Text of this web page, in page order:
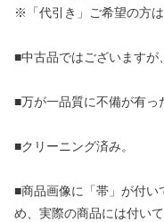
※「代引き」ご希望の方は
■中古品ではございますが
■万が一品質に不備が有っ
■クリーニング済み。
■商品画像に「帯」が付い
め、実際の商品には付い